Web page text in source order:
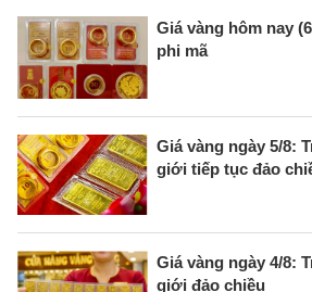
Giá vàng hôm nay
phi mã
Giá vàng ngày 5/8:
giới tiếp tục đảo
Giá vàng ngày 4/8:
giới đảo chiều